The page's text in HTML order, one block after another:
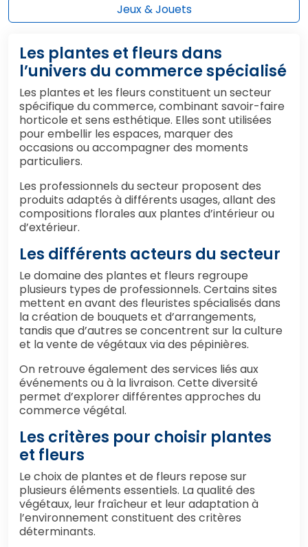
Jeux & Jouets
Les plantes et fleurs dans
l’univers du commerce spécialisé
Les plantes et les fleurs constituent un secteur
spécifique du commerce, combinant savoir-faire
horticole et sens esthétique. Elles sont utilisées
pour embellir les espaces, marquer des
occasions ou accompagner des moments
particuliers.
Les professionnels du secteur proposent des
produits adaptés à différents usages, allant des
compositions florales aux plantes d’intérieur ou
d’extérieur.
Les différents acteurs du secteur
Le domaine des plantes et fleurs regroupe
plusieurs types de professionnels. Certains sites
mettent en avant des fleuristes spécialisés dans
la création de bouquets et d’arrangements,
tandis que d’autres se concentrent sur la culture
et la vente de végétaux via des pépinières.
On retrouve également des services liés aux
événements ou à la livraison. Cette diversité
permet d’explorer différentes approches du
commerce végétal.
Les critères pour choisir plantes
et fleurs
Le choix de plantes et de fleurs repose sur
plusieurs éléments essentiels. La qualité des
végétaux, leur fraîcheur et leur adaptation à
l’environnement constituent des critères
déterminants.